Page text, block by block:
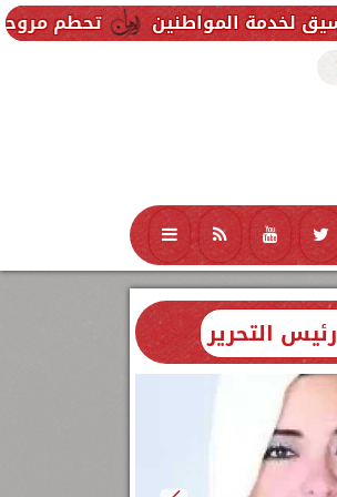
تحطم مروحية أثناء مكافحة
منوعات محافظات
التحرير